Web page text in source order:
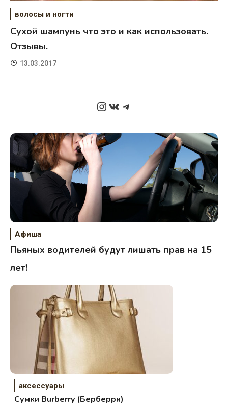
волосы и ногти
Сухой шампунь что это и как использовать.
Отзывы.
13.03.2017
Instagram
ВКонтакте
Telegram
Афиша
Пьяных водителей будут лишать прав на 15
лет!
аксессуары
Сумки Burberry (Берберри)